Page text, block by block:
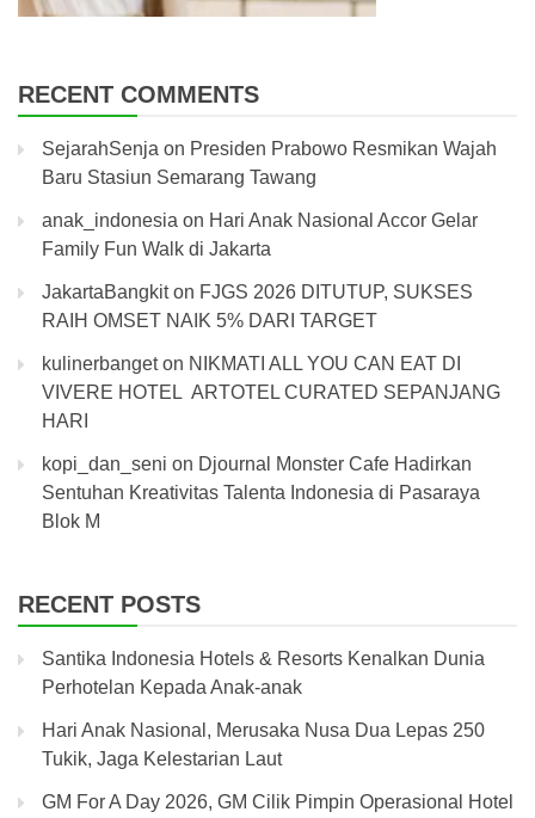
RECENT COMMENTS
SejarahSenja on Presiden Prabowo Resmikan Wajah
Baru Stasiun Semarang Tawang
anak_indonesia on Hari Anak Nasional Accor Gelar
Family Fun Walk di Jakarta
JakartaBangkiton FJGS 2026 DITUTUP, SUKSES
RAIH OMSET NAIK 5% DARI TARGET
kulinerbangeton NIKMATI ALL YOU CAN EAT DI
VIVERE HOTEL ARTOTEL CURATED SEPANJANG
HARI
kopi_dan_seni on Djournal Monster Cafe Hadirkan
Sentuhan Kreativitas Talenta Indonesia di Pasaraya
Blok M
RECENT POSTS
Santika Indonesia Hotels & Resorts Kenalkan Dunia
Perhotelan Kepada Anak-anak
Hari Anak Nasional, Merusaka Nusa Dua Lepas 250
Tukik, Jaga Kelestarian Laut
GM For A Day 2026, GM Cilik Pimpin Operasional Hotel